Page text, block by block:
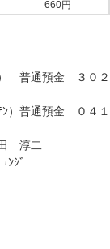
660円
普通預金 ３０２
）普通預金 ０４１
淳二
ｼﾞ